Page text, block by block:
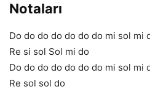
Notaları
Do do do do do do do mi sol mi
Re si sol Sol mi do
Do do do do do do do mi sol mi
Re sol sol do